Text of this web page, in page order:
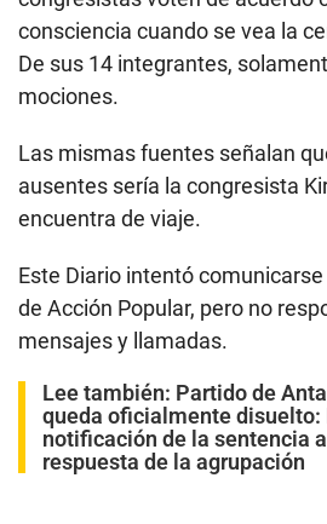
consciencia cuando se vea la
De sus 14 integrantes,
mociones.
Las mismas fuentes señalan
ausentes sería la congresista
encuentra de viaje.
Este Diario intentó
de Acción Popular, pero no
mensajes y llamadas.
Lee también: Partido de
queda oficialmente disuelto:
notificación de la sentencia
respuesta de la agrupación